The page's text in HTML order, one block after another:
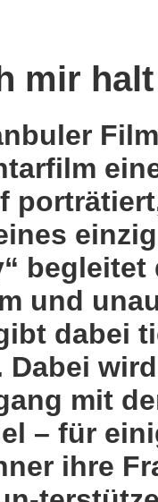
mir
und
dabei
Dabei
mit
– für
ihre